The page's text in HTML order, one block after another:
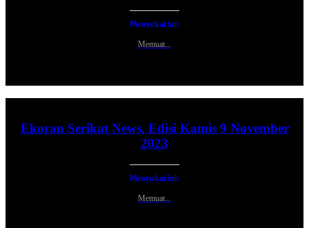
Menyukai ini:
Memuat...
Ekoran Serikat News, Edisi Kamis 9 November
2023
Menyukai ini:
Memuat...